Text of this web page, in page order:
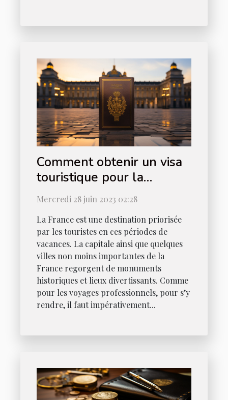
Comment obtenir un visa
touristique pour la
France ?
Mercredi 28 juin 2023 02:28
La France est une destination priorisée
par les touristes en ces périodes de
vacances. La capitale ainsi que quelques
villes non moins importantes de la
France regorgent de monuments
historiques et lieux divertissants. Comme
pour les voyages professionnels, pour s’y
rendre, il faut impérativement...